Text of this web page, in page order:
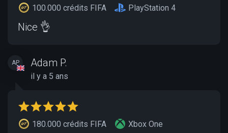
100.000 crédits FIFA PlayStation 4
Nice 👌
AP Adam P.
il y a 5 ans
180.000 crédits FIFA
Xbox One